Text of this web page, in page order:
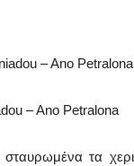
– Ano Petralona
– Ano Petralona
σταυρωμένα τα